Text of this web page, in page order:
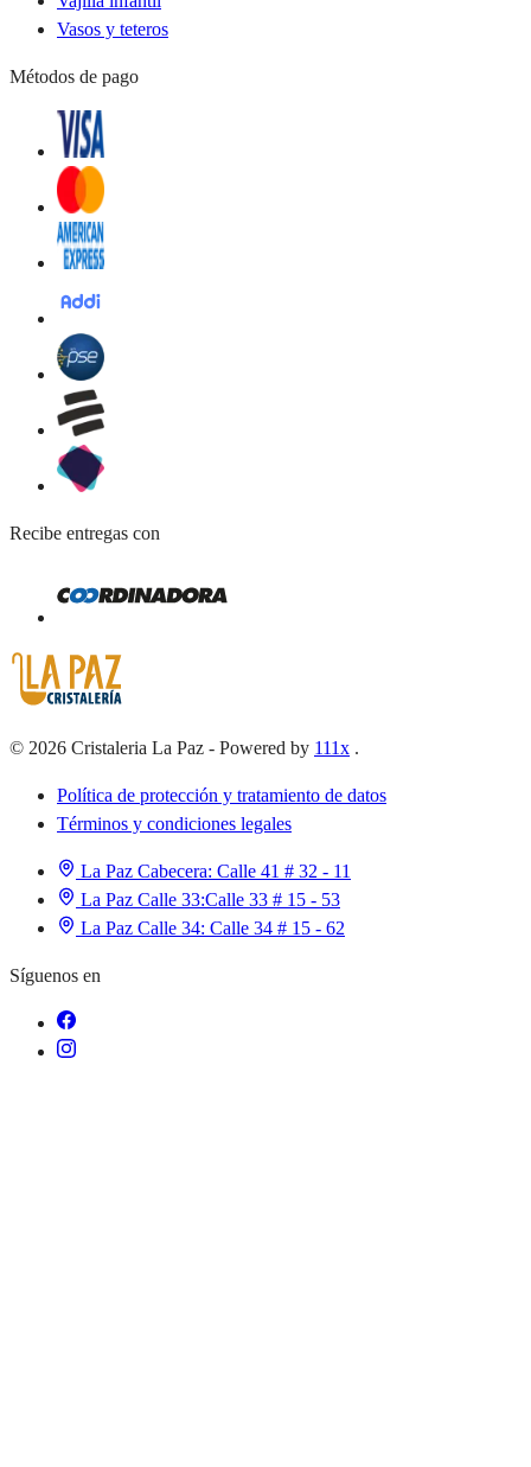
Vasos y teteros
Métodos de pago
Recibe entregas con
© 2026 Cristaleria La Paz - Powered by 111x .
Política de protección y tratamiento de datos
Términos y condiciones legales
La Paz Cabecera: Calle 41 # 32 - 11
La Paz Calle 33:Calle 33 # 15 - 53
La Paz Calle 34: Calle 34 # 15 - 62
Síguenos en